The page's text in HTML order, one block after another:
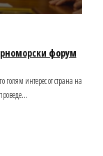
форум
интерес от страна на